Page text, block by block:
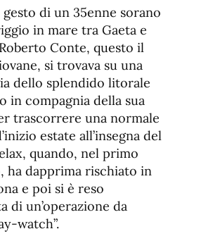
fuente
de
fuente.
di un 35enne sorano
in mare tra Gaeta e
Conte, questo il
si trovava su una
dello splendido litorale
in compagnia della sua
trascorrere una normale
estate all’insegna del
quando, nel primo
ha dapprima rischiato in
e poi si è reso
di un’operazione da
watch”.